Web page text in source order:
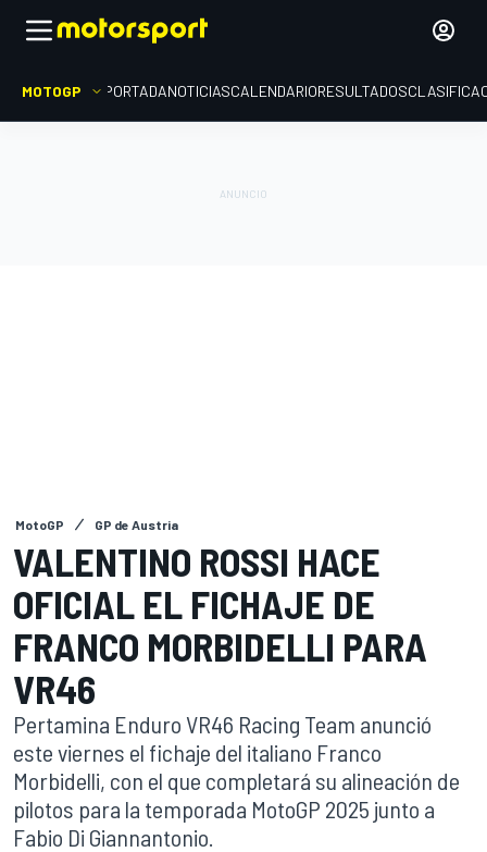
MOTOGP PORTADANOTICIASCALENDARIORESULTADOS
MotoGP GP de Austria
VALENTINO ROSSI HACE
OFICIAL EL FICHAJE DE
FRANCO MORBIDELLI PARA
VR46
Pertamina Enduro VR46 Racing Team anunció
este viernes el fichaje del italiano Franco
Morbidelli, con el que completará su alineación de
pilotos para la temporada MotoGP 2025 junto a
Fabio Di Giannantonio.